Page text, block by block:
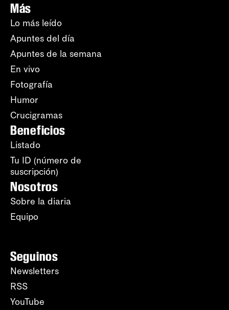
Más
Lo más leído
Apuntes del día
Apuntes de la semana
En vivo
Fotografía
Humor
Crucigramas
Beneficios
Listado
Tu ID (número de
suscripción)
Nosotros
Sobre la diaria
Equipo
Seguinos
Newsletters
RSS
YouTube